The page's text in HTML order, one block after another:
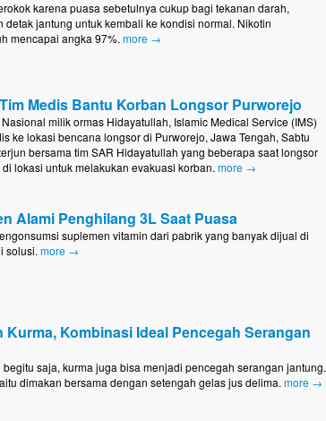
karena puasa sebetulnya cukup bagi tekanan darah,
detak jantung untuk kembali ke kondisi normal. Nikotin
mencapai angka 97%. more →
Medis Bantu Korban Longsor Purworejo
milik ormas Hidayatullah, Islamic Medical Service (IMS)
ke lokasi bencana longsor di Purworejo, Jawa Tengah, Sabtu
bersama tim SAR Hidayatullah yang beberapa saat longsor
lokasi untuk melakukan evakuasi korban. more →
Alami Penghilang 3L Saat Puasa
suplemen vitamin dari pabrik yang banyak dijual di
solusi. more →
Kurma, Kombinasi Ideal Pencegah Serangan
saja, kurma juga bisa menjadi pencegah serangan jantung.
dimakan bersama dengan setengah gelas jus delima. more →
Lima Tahun Mangkrak, Masjid di
tak berbentuk masjid, dipenuhi rumput liar,
berlumut, dan menghitam terpapar panas dan
hujan....